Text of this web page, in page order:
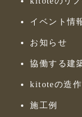
イベント情
お知らせ
協働する建
kitoteの造
施工例